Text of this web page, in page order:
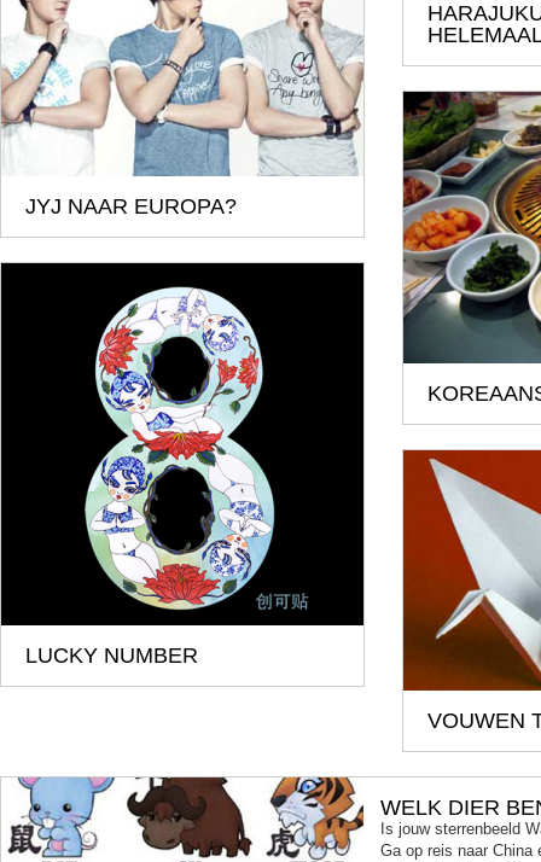
JYJ NAAR EUROPA?
LUCKY NUMBER
VOUWEN
WELK DIER
Is jouw sterrenbeeld
Ga op reis naar China